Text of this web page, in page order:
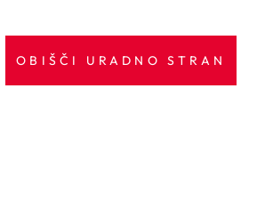
OBIŠČI URADNO STRAN